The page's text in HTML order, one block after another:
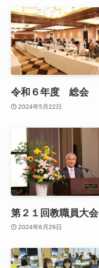
令和６年度 総会
2024年5月22日
第２１回教職員大会
2024年6月29日